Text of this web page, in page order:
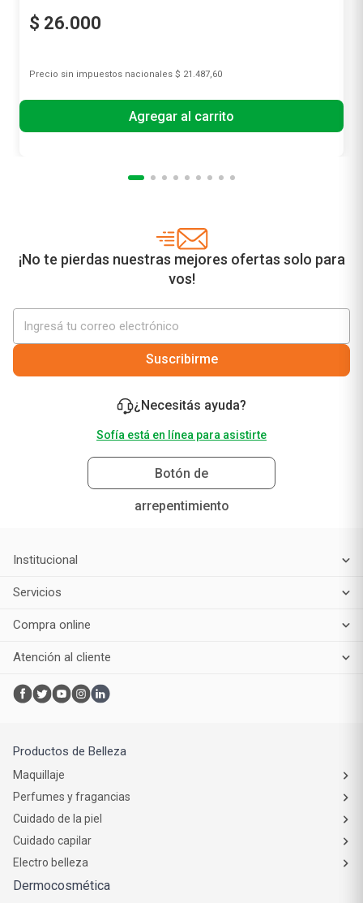
$ 26.000
Precio sin impuestos nacionales $ 21.487,60
Agregar al carrito
¡No te pierdas nuestras mejores ofertas solo para
vos!
Suscribirme
¿Necesitás ayuda?
Sofía está en línea para asistirte
Botón de
arrepentimiento
Institucional
Servicios
Compra online
Atención al cliente
Productos de Belleza
Maquillaje
Perfumes y fragancias
Cuidado de la piel
Cuidado capilar
Electro belleza
Dermocosmética